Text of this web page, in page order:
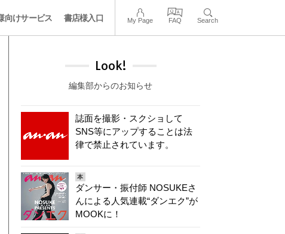
向けサービス 書店様入口 My Page FAQ Search
Look!
編集部からのお知らせ
誌面を撮影・スクショして
SNS等にアップすることは法
律で禁止されています。
本
ダンサー・振付師 NOSUKEさ
んによる人気連載“ダンエク”が
MOOKに！